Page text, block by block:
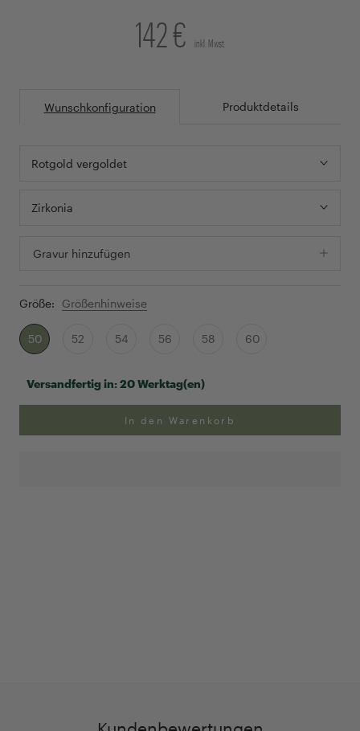
142 € inkl. Mwst.
Wunschkonfiguration Produktdetails
Rotgold vergoldet
Zirkonia
Gravur hinzufügen
Größe: Größenhinweise
50 52 54 56 58 60
Versandfertig in:20 Werktag(en)
In den Warenkorb